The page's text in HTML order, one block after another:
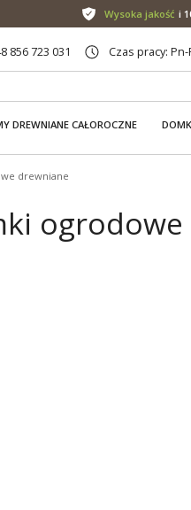
Wysoka jakość i
856 723 031 Czas pracy:
DREWNIANE CAŁOROCZNE
drewniane